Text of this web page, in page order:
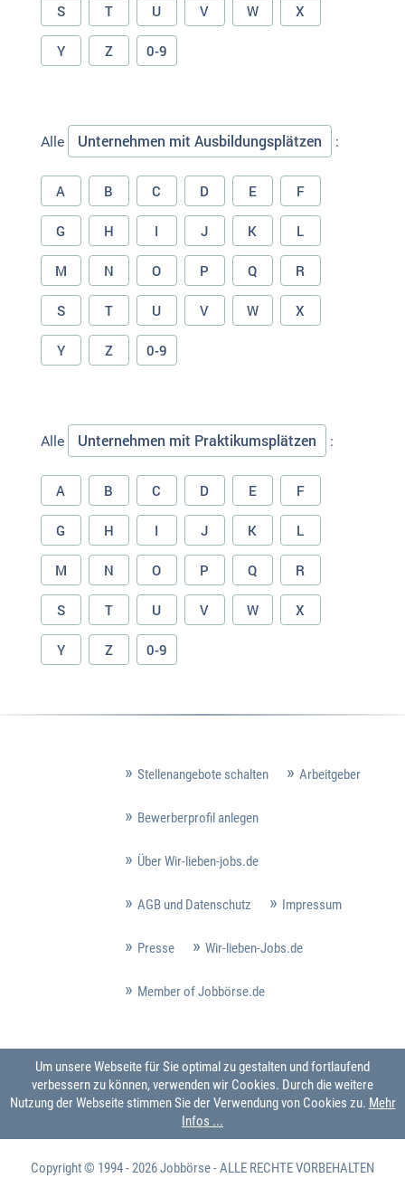
S T U V W X
Y Z 0-9
Alle Unternehmen mit Ausbildungsplätzen :
A B C D E F
G H I J K L
M N O P Q R
S T U V W X
Y Z 0-9
Alle Unternehmen mit Praktikumsplätzen :
A B C D E F
G H I J K L
M N O P Q R
S T U V W X
Y Z 0-9
Stellenangebote schalten Arbeitgeber
Bewerberprofil anlegen
Über Wir-lieben-jobs.de
AGB und Datenschutz Impressum
Presse Wir-lieben-Jobs.de
Member of Jobbörse.de
Um unsere Webseite für Sie optimal zu gestalten und fortlaufend
verbessern zu können, verwenden wir Cookies. Durch die weitere
Nutzung der Webseite stimmen Sie der Verwendung von Cookies zu. Mehr
Infos ...
Copyright © 1994 - 2026Jobbörse- ALLE RECHTE VORBEHALTEN